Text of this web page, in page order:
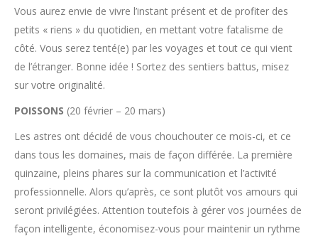
Vous aurez envie de vivre l’instant présent et de profiter des
petits « riens » du quotidien, en mettant votre fatalisme de
côté. Vous serez tenté(e) par les voyages et tout ce qui vient
de l’étranger. Bonne idée ! Sortez des sentiers battus, misez
sur votre originalité.
POISSONS (20 février – 20 mars)
Les astres ont décidé de vous chouchouter ce mois-ci, et ce
dans tous les domaines, mais de façon différée. La première
quinzaine, pleins phares sur la communication et l’activité
professionnelle. Alors qu’après, ce sont plutôt vos amours qui
seront privilégiées. Attention toutefois à gérer vos journées de
façon intelligente, économisez-vous pour maintenir un rythme